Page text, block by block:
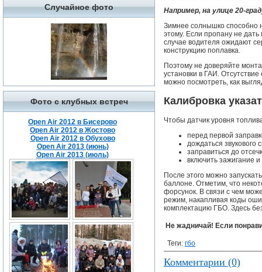
Случайное фото
Фото с клубных встреч
Open Air 2012 в Бисерово
Open Air 2012 в Жостово
Open Air 2012 в Обухово
Open Air 2013 (июнь)
Open Air 2013 (июль)
Например, на улице 20-
Зимнее солнышко способно
этому. Если пропану не
случае водителя ожидают
конструкцию поплавка.
Поэтому не доверяйте
установки в ГАИ.
можно посмотреть, как
Калибровка
Чтобы датчик уровня
перед первой
дождаться звукового
заправиться до
включить зажигание
После этого можно
баллоне. Отметим, что
форсунок. В связи с чем
режим, накапливая коды
комплектацию ГБО. Здесь
Не жадничай! Если
Теги: гбо
Комментарии (0)